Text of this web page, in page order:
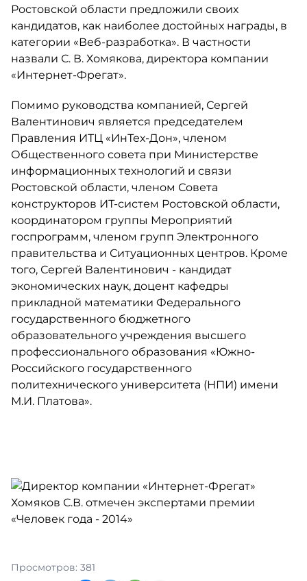
Ростовской области предложили своих
кандидатов, как наиболее достойных награды, в
категории «Веб-разработка». В частности
назвали С. В. Хомякова, директора компании
«Интернет-Фрегат».
Помимо руководства компанией, Сергей
Валентинович является председателем
Правления ИТЦ «ИнТех-Дон», членом
Общественного совета при Министерстве
информационных технологий и связи
Ростовской области, членом Совета
конструкторов ИТ-систем Ростовской области,
координатором группы Мероприятий
госпрограмм, членом групп Электронного
правительства и Ситуационных центров. Кроме
того, Сергей Валентинович - кандидат
экономических наук, доцент кафедры
прикладной математики Федерального
государственного бюджетного
образовательного учреждения высшего
профессионального образования «Южно-
Российского государственного
политехнического университета (НПИ) имени
М.И. Платова».
Просмотров: 381